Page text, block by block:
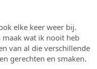
elke keer weer bij.
maak wat ik nooit heb
van al die verschillende
gerechten en smaken.